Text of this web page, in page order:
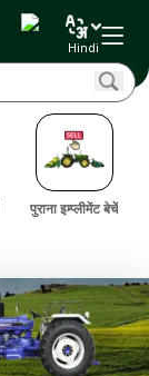
Hindi
पुराना इम्प्लीमेंट बेचें